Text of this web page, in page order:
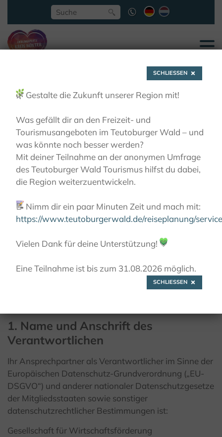
Datenschutz auf
einen Blick
1. Name und Anschrift des
Verantwortlichen
Ihr Ansprechpartner als Verantwortlicher im Sinne der
Europäischen Datenschutz-Grundverordnung („EU-
DSGVO“) und anderer nationaler Datenschutzgesetze
der Mitgliedsstaaten sowie sonstiger
datenschutzrechtlicher Bestimmungen ist:
Gesellschaft für Wirtschaftsförderung
SCHLIESSEN
🌿 Gestalte die Zukunft unserer Region mit!
Was gefällt dir an den Freizeit- und
Tourismusangeboten im Teutoburger Wald – und
was könnte noch besser werden?
Mit deiner Teilnahme an der anonymen Umfrage
des Teutoburger Wald Tourismus hilfst du dabei,
die Region weiterzuentwickeln.
📝 Nimm dir ein paar Minuten Zeit und mach mit:
https://www.teutoburgerwald.de/reiseplanung/
Vielen Dank für deine Unterstützung! 💚
Eine Teilnahme ist bis zum 31.08.2026 möglich.
SCHLIESSEN